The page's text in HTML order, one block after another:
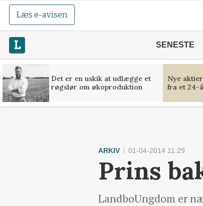
Læs e-avisen
SENESTE
Det er en uskik at udlægge et
røgslør om økoproduktion
Nye
fra et 24-
ARKIV 01-04-2014 11:29
Prins
LandboUngdom er